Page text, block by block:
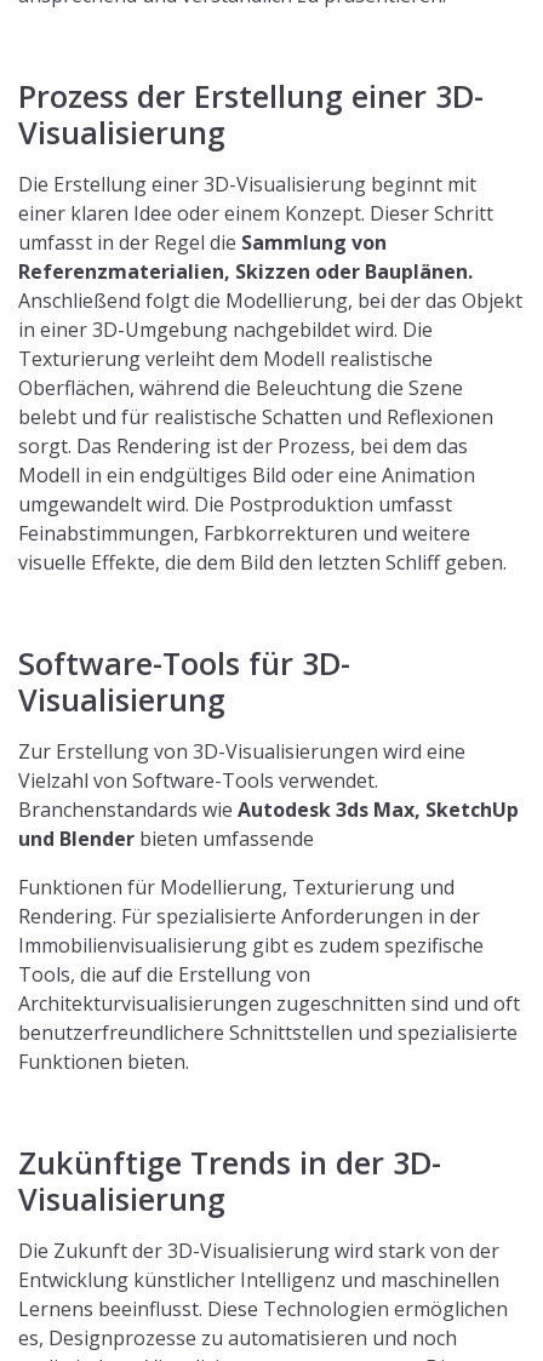
Prozess der Erstellung einer 3D-
Visualisierung
Die Erstellung einer 3D-Visualisierung beginnt mit
einer klaren Idee oder einem Konzept. Dieser Schritt
umfasst in der Regel die Sammlung von
Referenzmaterialien, Skizzen oder Bauplänen.
Anschließend folgt die Modellierung, bei der das Objekt
in einer 3D-Umgebung nachgebildet wird. Die
Texturierung verleiht dem Modell realistische
Oberflächen, während die Beleuchtung die Szene
belebt und für realistische Schatten und Reflexionen
sorgt. Das Rendering ist der Prozess, bei dem das
Modell in ein endgültiges Bild oder eine Animation
umgewandelt wird. Die Postproduktion umfasst
Feinabstimmungen, Farbkorrekturen und weitere
visuelle Effekte, die dem Bild den letzten Schliff geben.
Software-Tools für 3D-
Visualisierung
Zur Erstellung von 3D-Visualisierungen wird eine
Vielzahl von Software-Tools verwendet.
Branchenstandards wie Autodesk 3ds Max, SketchUp
und Blender bieten umfassende
Funktionen für Modellierung, Texturierung und
Rendering. Für spezialisierte Anforderungen in der
Immobilienvisualisierung gibt es zudem spezifische
Tools, die auf die Erstellung von
Architekturvisualisierungen zugeschnitten sind und oft
benutzerfreundlichere Schnittstellen und spezialisierte
Funktionen bieten.
Zukünftige Trends in der 3D-
Visualisierung
Die Zukunft der 3D-Visualisierung wird stark von der
Entwicklung künstlicher Intelligenz und maschinellen
Lernens beeinflusst. Diese Technologien ermöglichen
es, Designprozesse zu automatisieren und noch